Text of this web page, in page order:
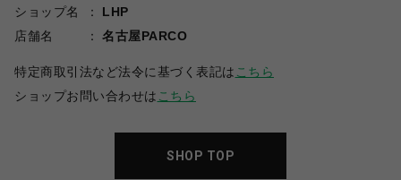
ショップ名
LHP
店舗名
名古屋PARCO
特定商取引法など法令に基づく表記は こちら
ショップお問い合わせは こちら
SHOP TOP